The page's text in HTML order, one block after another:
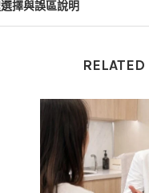
擇與誤區說明